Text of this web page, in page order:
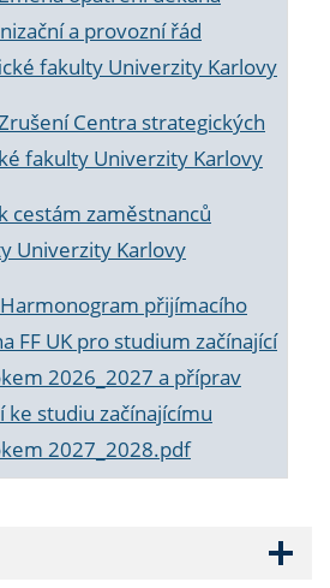
a provozní řád
fakulty Univerzity Karlovy
Centra strategických
fakulty Univerzity Karlovy
cestám zaměstnanců
Univerzity Karlovy
přijímacího
FF UK pro studium začínající
2026_2027 a příprav
studiu začínajícímu
2027_2028.pdf